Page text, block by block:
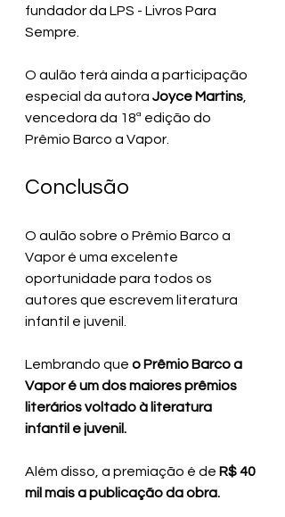
fundador da LPS - Livros Para
Sempre.
O aulão terá ainda a participação
especial da autora Joyce Martins
vencedora da 18ª edição do
Prêmio Barco a Vapor.
Conclusão
O aulão sobre o Prêmio Barco a
Vapor é uma excelente
oportunidade para todos os
autores que escrevem literatura
infantil e juvenil.
Lembrando que o Prêmio Barco a
Vapor é um dos maiores prêmios
literários voltado à literatura
infantil e juvenil.
Além disso, a premiação é de R$ 40
mil mais a publicação da obra.